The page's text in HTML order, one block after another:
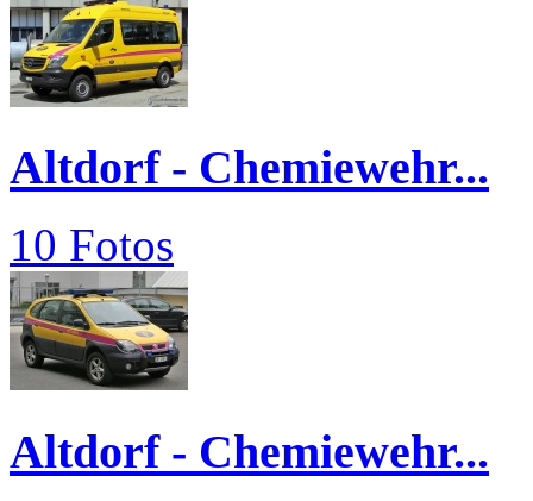
Altdorf - Chemiewehr...
10 Fotos
Altdorf - Chemiewehr...